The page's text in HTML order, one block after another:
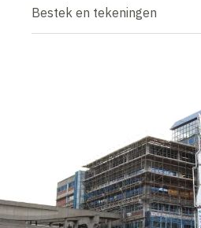
Bestek en tekeningen